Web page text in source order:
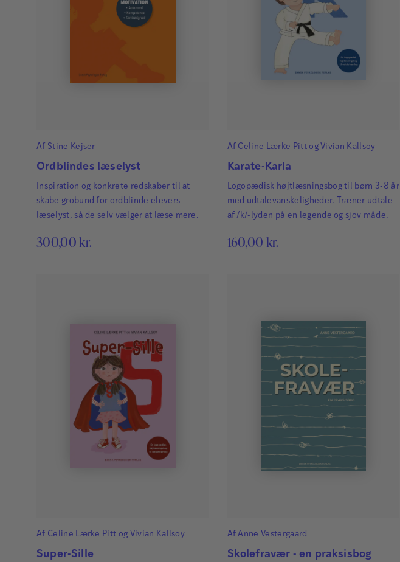
Af Stine Kejser
Ordblindes læselyst
Inspiration og konkrete redskaber til at
skabe grobund for ordblinde elevers
læselyst, så de selv vælger at læse mere.
300,00 kr.
Af Celine Lærke Pittog Vivian Kallsoy
Karate-Karla
Logopædisk højtlæsningsbog til børn 3-8 år
med udtalevanskeligheder. Træner udtale
af /k/-lyden på en legende og sjov måde.
160,00 kr.
Af Celine Lærke Pitt og Vivian Kallsoy
Super-Sille
AfAnne Vestergaard
Skolefravær - en praksisbog